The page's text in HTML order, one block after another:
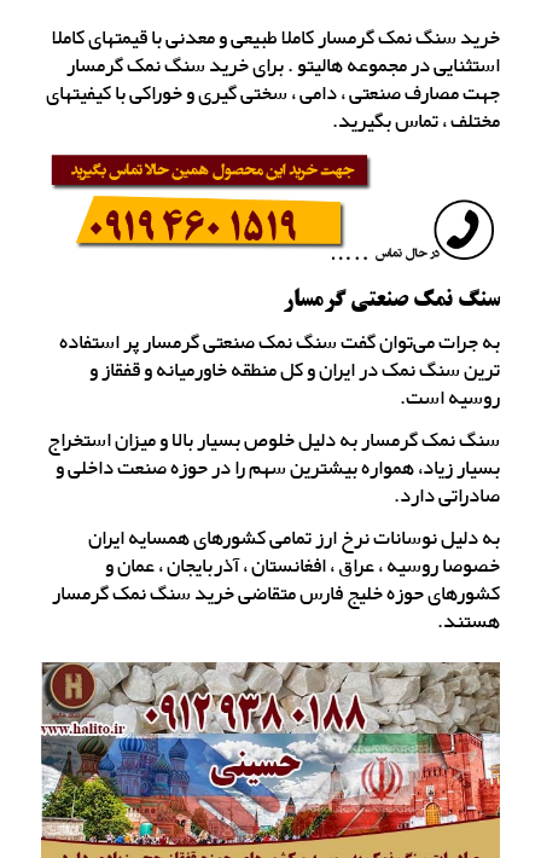
خرید سنگ نمک گرمسار کاملا طبیعی و معدنی با قیمتهای کاملا
استثنایی در مجموعه هالیتو . برای خرید سنگ نمک گرمسار
جهت مصارف صنعتی ، دامی ، سختی گیری و خوراکی با کیفیتهای
مختلف ، تماس بگیرید.
سنگ نمک صنعتی گرمسار
به جرات می‌توان گفت سنگ نمک صنعتی گرمسار پر استفاده
ترین سنگ نمک در ایران و کل منطقه خاورمیانه و قفقاز و
روسیه است.
سنگ نمک گرمسار به دلیل خلوص بسیار بالا و میزان استخراج
بسیار زیاد، همواره بیشترین سهم را در حوزه صنعت داخلی و
صادراتی دارد.
به دلیل نوسانات نرخ ارز تمامی کشورهای همسایه ایران
خصوصا روسیه ، عراق ، افغانستان ، آذربایجان ، عمان و
کشورهای حوزه خلیج فارس متقاضی خرید سنگ نمک گرمسار
هستند.